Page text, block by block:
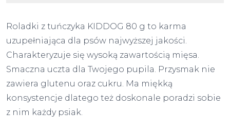
Roladki z tuńczyka KIDDOG 80 g to karma
uzupełniająca dla psów najwyższej jakości.
Charakteryzuje się wysoką zawartością mięsa.
Smaczna uczta dla Twojego pupila. Przysmak nie
zawiera glutenu oraz cukru. Ma miękką
konsystencje dlatego też doskonale poradzi sobie
z nim każdy psiak.